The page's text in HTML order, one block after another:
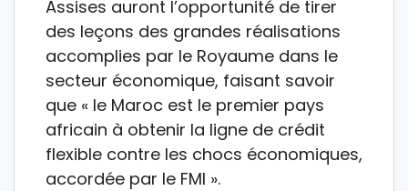
Assises auront l’opportunité de tirer
des leçons des grandes réalisations
accomplies par le Royaume dans le
secteur économique, faisant savoir
que « le Maroc est le premier pays
africain à obtenir la ligne de crédit
flexible contre les chocs économiques,
accordée par le FMI ».